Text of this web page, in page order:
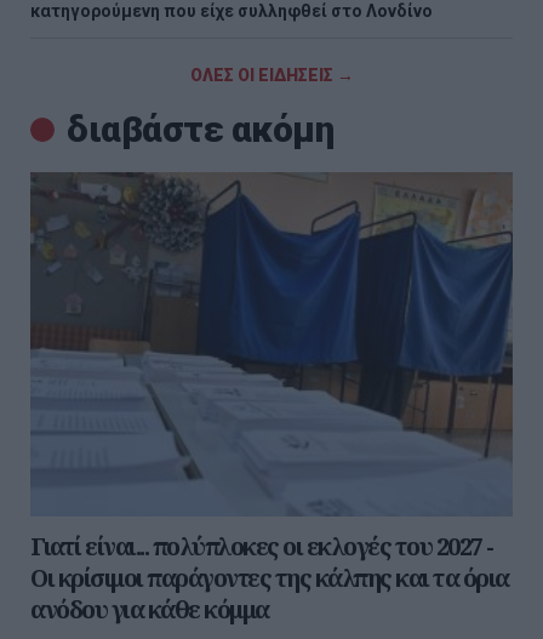
κατηγορούμενη που είχε συλληφθεί στο Λονδίνο
ΟΛΕΣ ΟΙ ΕΙΔΗΣΕΙΣ →
διαβάστε ακόμη
Γιατί είναι... πολύπλοκες οι εκλογές του 2027 -
Οι κρίσιμοι παράγοντες της κάλπης και τα όρια
ανόδου για κάθε κόμμα